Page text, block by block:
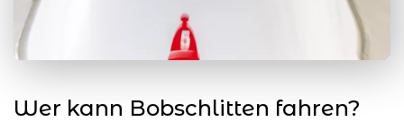
Wer kann Bobschlitten fahren?